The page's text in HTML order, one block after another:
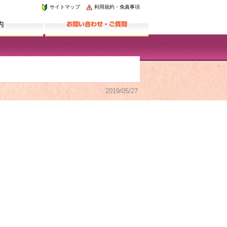
利用規約・免責事項
サイトマップ
2019/05/27